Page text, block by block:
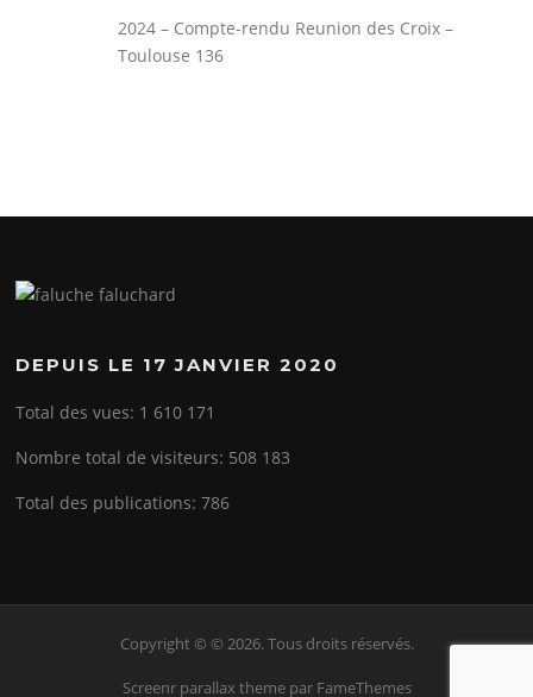
2024 – Compte-rendu Reunion des Croix –
Toulouse 136
DEPUIS LE 17 JANVIER 2020
Total des vues: 1 610 171
Nombre total de visiteurs: 508 183
Total des publications:786
Copyright © © 2026. Tous droits réservés.
Screenr parallax themepar FameThemes